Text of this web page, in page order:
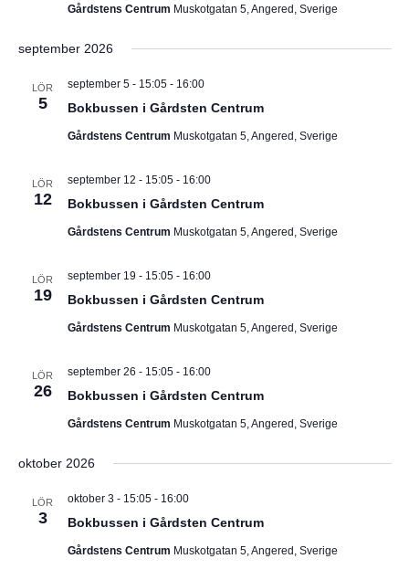
Gårdstens Centrum Muskotgatan 5, Angered, Sverige
september 2026
LÖR
5 Bokbussen i Gårdsten Centrum
september 5 - 15:05- 16:00
Gårdstens Centrum Muskotgatan 5, Angered, Sverige
LÖR
12 Bokbussen i Gårdsten Centrum
september 12 - 15:05- 16:00
Gårdstens Centrum Muskotgatan 5, Angered, Sverige
LÖR
19 Bokbussen i Gårdsten Centrum
september 19 - 15:05- 16:00
Gårdstens Centrum Muskotgatan 5, Angered, Sverige
LÖR
26 Bokbussen i Gårdsten Centrum
september 26 - 15:05- 16:00
Gårdstens Centrum Muskotgatan 5, Angered, Sverige
oktober 2026
LÖR
3 Bokbussen i Gårdsten Centrum
oktober 3 - 15:05- 16:00
Gårdstens Centrum Muskotgatan 5, Angered, Sverige